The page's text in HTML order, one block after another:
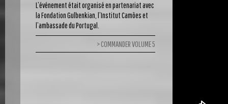
L’événement était organisé en partenariat avec
la Fondation Gulbenkian, l’Institut Camões et
l’ambassade du Portugal.
COMMANDER VOLUME 5